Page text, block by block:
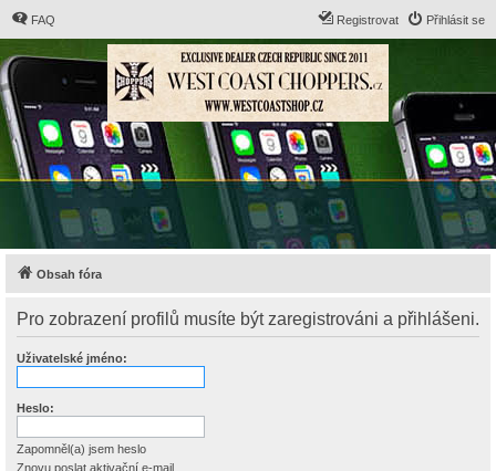
FAQ Přihlásit se
Registrovat
Obsah fóra
Pro zobrazení profilů musíte být zaregistrováni a přihlášeni.
Uživatelské jméno:
Heslo:
Zapomněl(a) jsem heslo
Znovu poslat aktivační e-mail